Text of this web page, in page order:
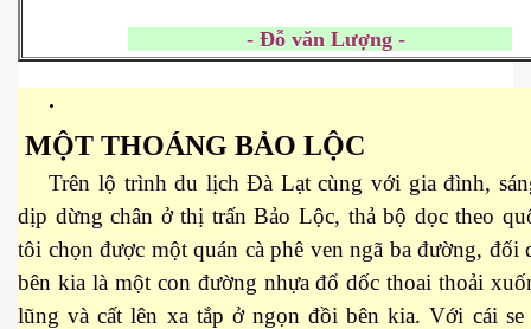
- Đỗ văn Lượng -
MỘT THOÁNG BẢO LỘC
Trên lộ trình du lịch Đà Lạt cùng với gia đình,
dịp dừng chân ở thị trấn Bảo Lộc, thả bộ dọc theo
tôi chọn được một quán cà phê ven ngã ba đường, đối
bên kia là một con đường nhựa đổ dốc thoai thoải
lũng và cất lên xa tắp ở ngọn đồi bên kia. Với cái se
Bộ xưa
2015